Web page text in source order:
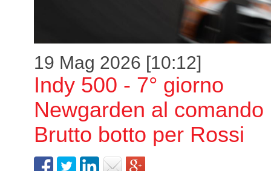
19 Mag 2026 [10:12]
Indy 500 - 7° giorno
Newgarden al comando
Brutto botto per Rossi